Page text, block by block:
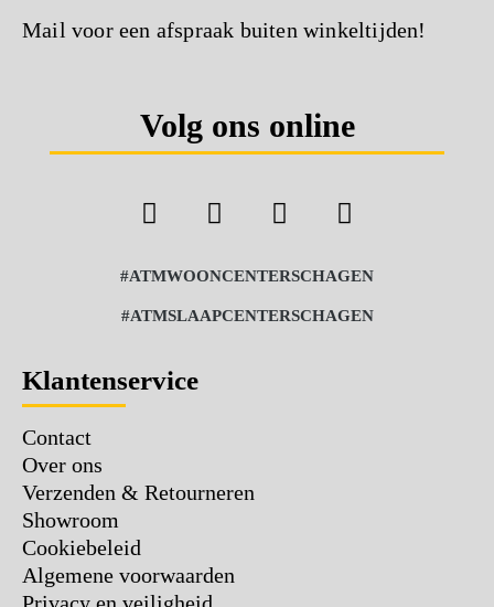
Mail voor een afspraak buiten winkeltijden!
Volg ons online
#ATMWOONCENTERSCHAGEN
#ATMSLAAPCENTERSCHAGEN
Klantenservice
Contact
Over ons
Verzenden & Retourneren
Showroom
Cookiebeleid
Algemene voorwaarden